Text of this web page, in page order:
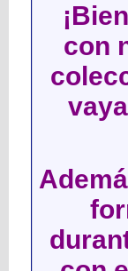
con